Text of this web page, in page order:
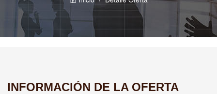
INFORMACIÓN DE LA OFERTA